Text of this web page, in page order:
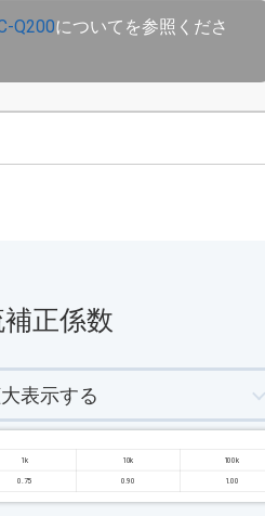
Q200についてを参照くださ
正係数
表示する
1k 10k 100k
0.75 0.90 1.00